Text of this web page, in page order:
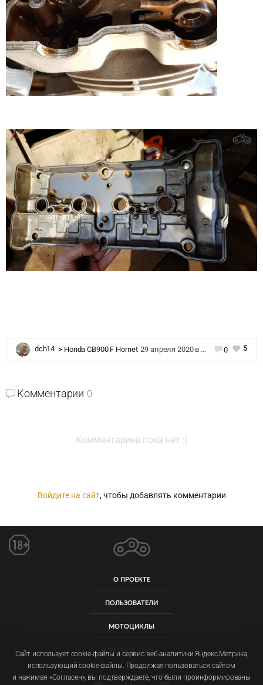
dch14 > Honda CB900 F Hornet 29 апреля 2020 в 10:47 0 5
Комментарии 0
Комментариев пока нет :(
Войдите на сайт, чтобы добавлять комментарии
О ПРОЕКТЕ
ПОЛЬЗОВАТЕЛИ
МОТОЦИКЛЫ
ПРАВИЛА САЙТА
Сайт использует cookie-файлы и сервис веб-аналитики Яндекс.Метрика,
использующий cookie-файлы. Продолжая пользоваться сайтом
и нажимая «Согласен», вы подтверждаете, что были проинформированы